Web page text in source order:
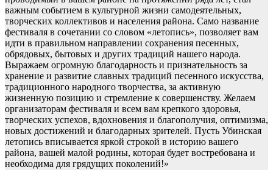
важным событием в культурной жизни самодеятельных,
творческих коллективов и населения района. Само название
фестиваля в сочетании со словом «летопись», позволяет вам
идти в правильном направлении сохранения песенных,
обрядовых, бытовых и других традиций нашего народа.
Выражаем огромную благодарность и признательность за
хранение и развитие славных традиций песенного искусства,
традиционного народного творчества, за активную
жизненную позицию и стремление к совершенству. Желаем
организаторам фестиваля и всем вам крепкого здоровья,
творческих успехов, вдохновения и благополучия, оптимизма,
новых достижений и благодарных зрителей. Пусть Убинская
летопись вписывается яркой строкой в историю вашего
района, вашей малой родины, которая будет востребована и
необходима для грядущих поколений!»